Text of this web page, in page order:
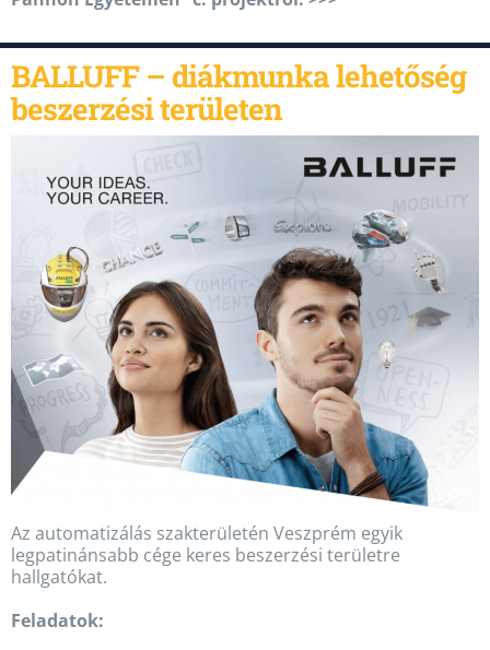
BALLUFF – diákmunka lehetőség
beszerzési területen
Az automatizálás szakterületén Veszprém egyik
legpatinánsabb cége keres beszerzési területre
hallgatókat.
Feladatok: